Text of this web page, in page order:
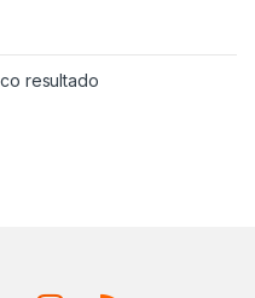
resultado